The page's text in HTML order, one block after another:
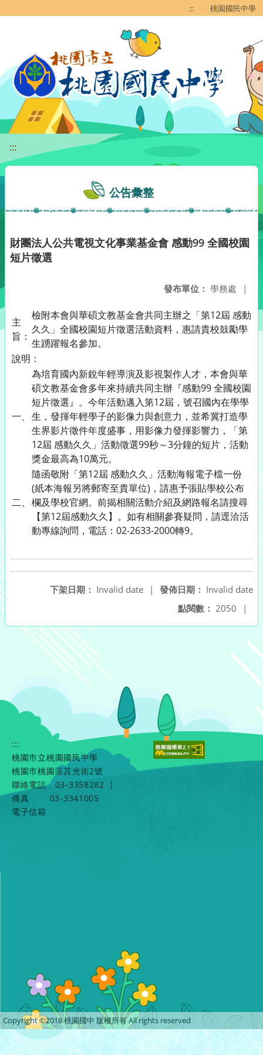
::: 桃園國民中學
:::
公告彙整
財團法人公共電視文化事業基金會 感動99 全國校園
短片徵選
發布單位： 學務處 |
主
旨：
檢附本會與華碩文教基金會共同主辦之「第12屆 感動
久久」全國校園短片徵選活動資料，惠請貴校鼓勵學
生踴躍報名參加。
說明：
一、
為培育國內新銳年輕導演及影視製作人才，本會與華
碩文教基金會多年來持續共同主辦『感動99 全國校園
短片徵選』。今年活動邁入第12屆，號召國內在學學
生，發揮年輕學子的影像力與創意力，並希冀打造學
生界影片徵件年度盛事，用影像力發揮影響力，「第
12屆 感動久久」活動徵選99秒～3分鐘的短片，活動
獎金最高為10萬元。
二、
隨函敬附「第12屆 感動久久」活動海報電子檔一份
(紙本海報另將郵寄至貴單位)，請惠予張貼學校公布
欄及學校官網。前揭相關活動介紹及網路報名請搜尋
【第12屆感動久久】。如有相關參賽疑問，請逕洽活
動專線詢問，電話：02-2633-2000轉9。
發佈日期： Invalid date
下架日期： Invalid date
|
點閱數： 2050 |
:::
桃園市立桃園國民中學
桃園市桃園區莒光街2號
聯絡電話
03-3358282
|
傳真
03-3341005
電子信箱
Copyright ©2018 桃園國中 版權所有 All rights reserved